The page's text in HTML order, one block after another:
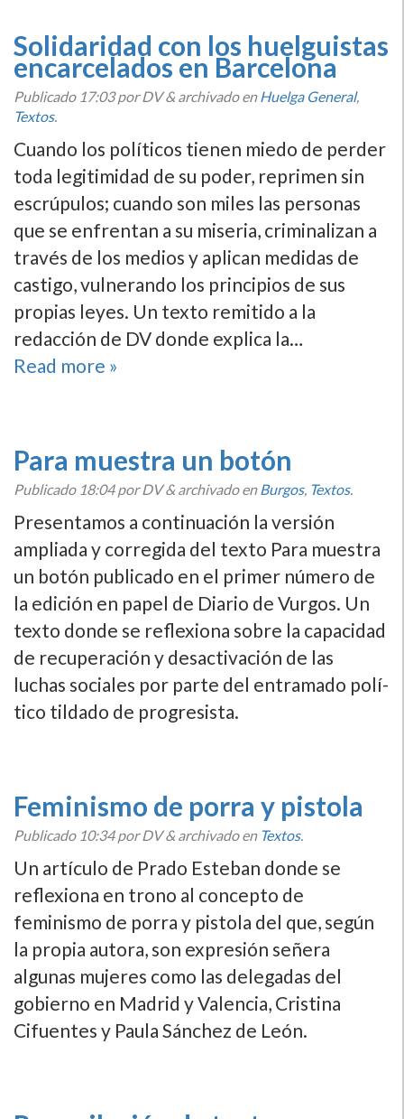
Solidaridad con los huelguistas
encarcelados en Barcelona
Publicado 17:03por DV&archivado enHuelga General,
Textos.
Cuando los polí­ticos tienen miedo de perder
toda legitimidad de su poder, reprimen sin
escrúpulos; cuando son miles las personas
que se enfrentan a su miseria, criminalizan a
través de los medios y aplican medidas de
castigo, vulnerando los principios de sus
propias leyes. Un texto remitido a la
redacción de DV donde explica la…
Read more »
Para muestra un botón
Publicado 18:04por DV&archivado enBurgos, Textos.
Presentamos a continuación la versión
ampliada y corregida del texto Para muestra
un botón publicado en el primer número de
la edición en papel de Diario de Vurgos. Un
texto donde se reflexiona sobre la capacidad
de recuperación y desactivación de las
luchas sociales por parte del entramado polí­
tico tildado de progresista.
Feminismo de porra y pistola
Publicado 10:34por DV&archivado en Textos.
Un artí­culo de Prado Esteban donde se
reflexiona en trono al concepto de
feminismo de porra y pistola del que, según
la propia autora, son expresión señera
algunas mujeres como las delegadas del
gobierno en Madrid y Valencia, Cristina
Cifuentes y Paula Sánchez de León.